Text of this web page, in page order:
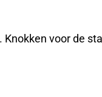
Knokken voor de